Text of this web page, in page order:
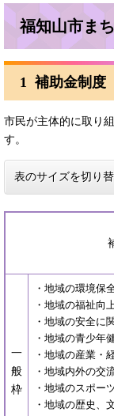
福知山市ま
1 補助金制度
市民が主体的に取り
す。
表のサイズを切り
一
般
枠
・地域の環境保
・地域の福祉向
・地域の安全に
・地域の青少年
・地域の産業・
・地域内外の交
・地域のスポー
・地域の歴史、